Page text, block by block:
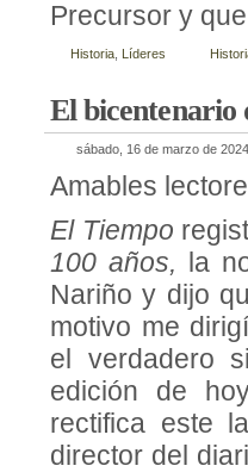
Precursor y
Historia Líderes
El bicentenario
sábado, 16 de marzo de 2024
Amables
El Tiempo
100 años,
la
Nariño y dijo
motivo me
el verdadero
edición de
rectifica este
director del